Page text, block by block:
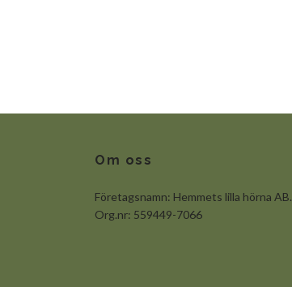
Om oss
Företagsnamn: Hemmets lilla hörna AB.
Org.nr: 559449-7066